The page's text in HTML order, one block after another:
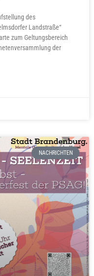
des
Landstraße“
zum Geltungsbereich
der
NACHRICHTEN